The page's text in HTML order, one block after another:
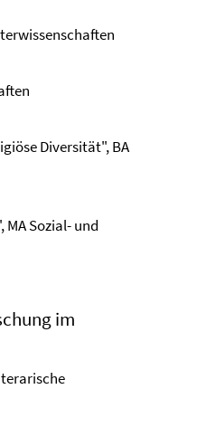
Diversität", BA
Sozial- und
im